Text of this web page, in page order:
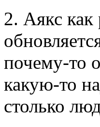
2. Аякс как
почему-то
какую-то
столько